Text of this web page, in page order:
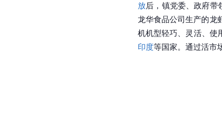
放后，镇党委、政府带
龙华食品公司生产的龙
机机型轻巧、灵活、使
印度等国家。通过活市